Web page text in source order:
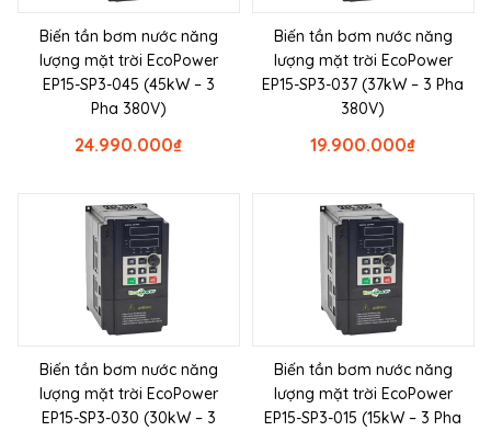
Biến tần bơm nước năng
lượng mặt trời EcoPower
EP15-SP3-045 (45kW – 3
Pha 380V)
₫
24.990.000
Biến tần bơm nước năng
lượng mặt trời EcoPower
EP15-SP3-037 (37kW – 3 Pha
380V)
₫
19.900.000
Biến tần bơm nước năng
lượng mặt trời EcoPower
EP15-SP3-030 (30kW – 3
Biến tần bơm nước năng
lượng mặt trời EcoPower
EP15-SP3-015 (15kW – 3 Pha